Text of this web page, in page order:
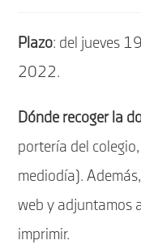
Plazo: del jueves
2022.
Dónde recoger la
portería del
mediodía).
web y adjuntamos
imprimir.